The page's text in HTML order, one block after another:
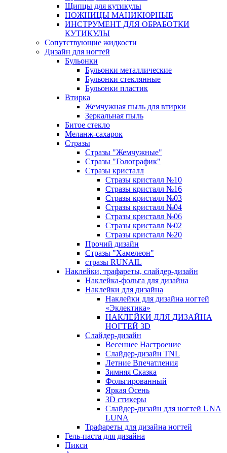
Щипцы для кутикулы
НОЖНИЦЫ МАНИКЮРНЫЕ
ИНСТРУМЕНТ ДЛЯ ОБРАБОТКИ
КУТИКУЛЫ
Сопутствующие жидкости
Дизайн для ногтей
Бульонки
Бульонки металлические
Бульонки стеклянные
Бульонки пластик
Втирка
Жемчужная пыль для втирки
Зеркальная пыль
Битое стекло
Меланж-сахарок
Стразы
Стразы "Жемчужные"
Стразы "Голографик"
Стразы кристалл
Стразы кристалл №10
Стразы кристалл №16
Стразы кристалл №03
Стразы кристалл №04
Стразы кристалл №06
Стразы кристалл №02
Стразы кристалл №20
Прочий дизайн
Стразы "Хамелеон"
стразы RUNAIL
Наклейки, трафареты, слайдер-дизайн
Наклейка-фольга для дизайна
Наклейки для дизайна
Наклейки для дизайна ногтей
«Эклектика»
НАКЛЕЙКИ ДЛЯ ДИЗАЙНА
НОГТЕЙ 3D
Слайдер-дизайн
Весеннее Настроение
Слайдер-дизайн TNL
Летние Впечатления
Зимняя Сказка
Фольгированный
Яркая Осень
3D стикеры
Слайдер-дизайн для ногтей UNA
LUNA
Трафареты для дизайна ногтей
Гель-паста для дизайна
Пикси